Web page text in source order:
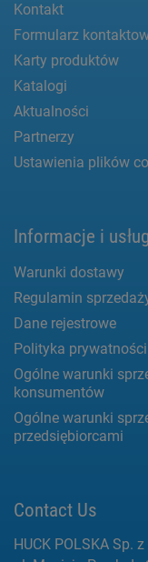
Kontakt
Formularz
Karty produktów
Katalogi
Aktualności
Partnerzy
Ustawienia plików
Informacje i
Warunki dostawy
Regulamin
Dane rejestrowe
Polityka prywatności
Ogólne warunki
konsumentów
Ogólne warunki
przedsiębiorcami
Contact Us
HUCK POLSKA Sp.